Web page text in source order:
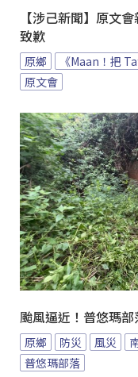
【涉己新聞】原文
致歉
原鄉 《Maan！把
原文會
颱風逼近！普悠瑪
原鄉 防災 風災
普悠瑪部落